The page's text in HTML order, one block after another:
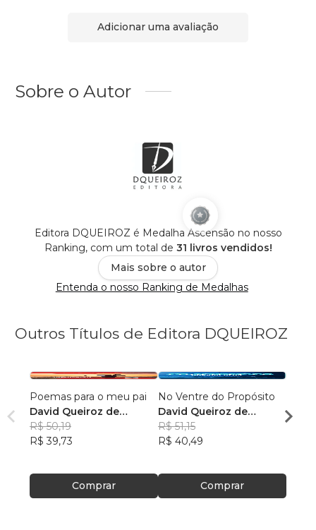
Adicionar uma avaliação
Sobre o Autor
Editora DQUEIROZ é Medalha Ascensão no nosso
Ranking, com um total de 31 livros vendidos!
Mais sobre o autor
Entenda o nosso Ranking de Medalhas
Outros Títulos de Editora DQUEIROZ
Poemas para o meu pai
David Queiroz de
Oliveira, +39
R$ 50,19
R$ 39,73
Comprar
No Ventre do Propósito
David Queiroz de
Oliveira
R$ 51,15
R$ 40,49
Comprar
Vidas